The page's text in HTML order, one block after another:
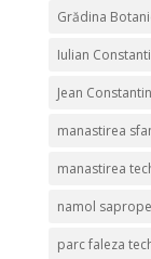
Grădina
Iulian
Jean Constantin
manastirea
manastirea
namol
parc faleza